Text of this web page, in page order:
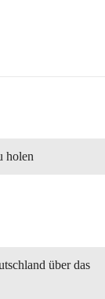
holen
über das